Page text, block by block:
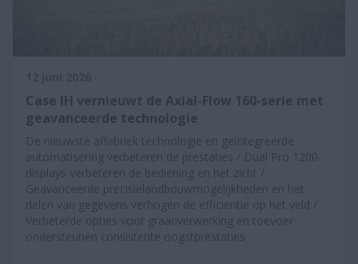
Case IH vernieuwt de Axial-Flow 160-serie met
geavanceerde technologie
De nieuwste affabriek technologie en geïntegreerde
automatisering verbeteren de prestaties / Dual Pro 1200-
displays verbeteren de bediening en het zicht /
Geavanceerde precisielandbouwmogelijkheden en het
delen van gegevens verhogen de efficiëntie op het veld /
Verbeterde opties voor graanverwerking en toevoer
ondersteunen consistente oogstprestaties